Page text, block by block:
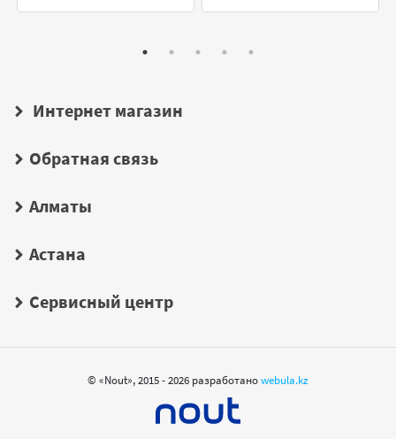
Интернет магазин
Обратная связь
Алматы
Астана
Сервисный центр
© «Nout», 2015 - 2026 разработаноwebula.kz